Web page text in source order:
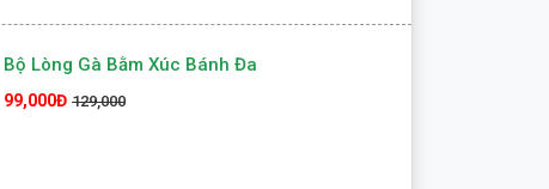
Bộ Lòng Gà Bằm Xúc Bánh Đa
99,000Đ 129,000